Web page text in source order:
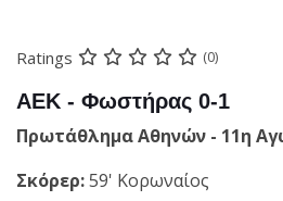
Ratings (0)
ΑΕΚ - Φωστήρας 0-1
Πρωτάθλημα Αθηνών - 11η
Σκόρερ:59' Κορωναίος